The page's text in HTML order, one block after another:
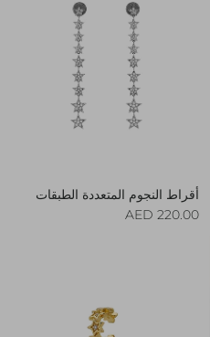
أقراط النجوم المتعددة الطبقات
Regular price
220.00 AED